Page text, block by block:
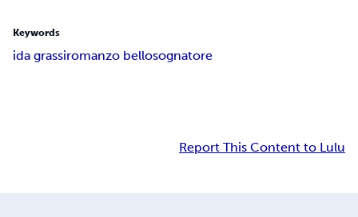
Keywords
ida grassiromanzo bellosognatore
Report This Content to Lulu